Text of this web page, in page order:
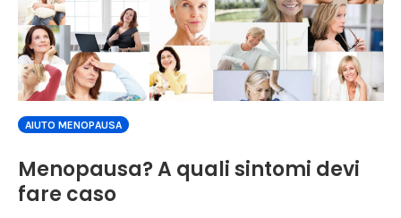
AIUTO MENOPAUSA
Menopausa? A quali sintomi devi
fare caso